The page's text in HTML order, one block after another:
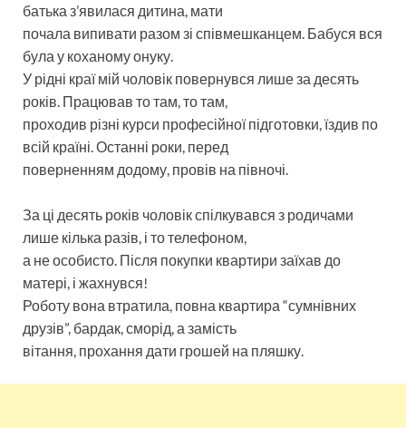
батька з’явилася дитина, мати
почала випивати разом зі співмешканцем. Бабуся вся
була у коханому онуку.
У рідні краї мій чоловік повернувся лише за десять
років. Працював то там, то там,
проходив різні курси професійної підготовки, їздив по
всій країні. Останні роки, перед
поверненням додому, провів на півночі.
За ці десять років чоловік спілкувався з родичами
лише кілька разів, і то телефоном,
а не особисто. Після покупки квартири заїхав до
матері, і жахнувся!
Роботу вона втратила, повна квартира “сумнівних
друзів”, бардак, сморід, а замість
вітання, прохання дати грошей на пляшку.